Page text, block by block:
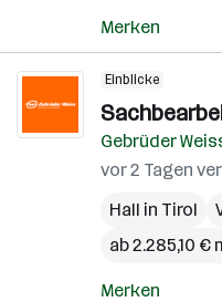
Merken
Einblicke
Gebrüder
vor 2 Tagen
Hall in Tirol
ab 2.285,10
Merken